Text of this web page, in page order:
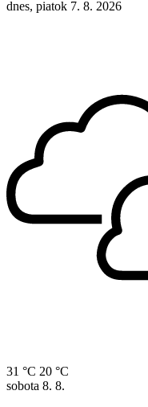
dnes, piatok 7. 8. 2026
31 °C 20 °C
sobota 8. 8.